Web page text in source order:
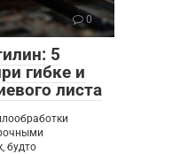
0
5
гибке и
листа
будто